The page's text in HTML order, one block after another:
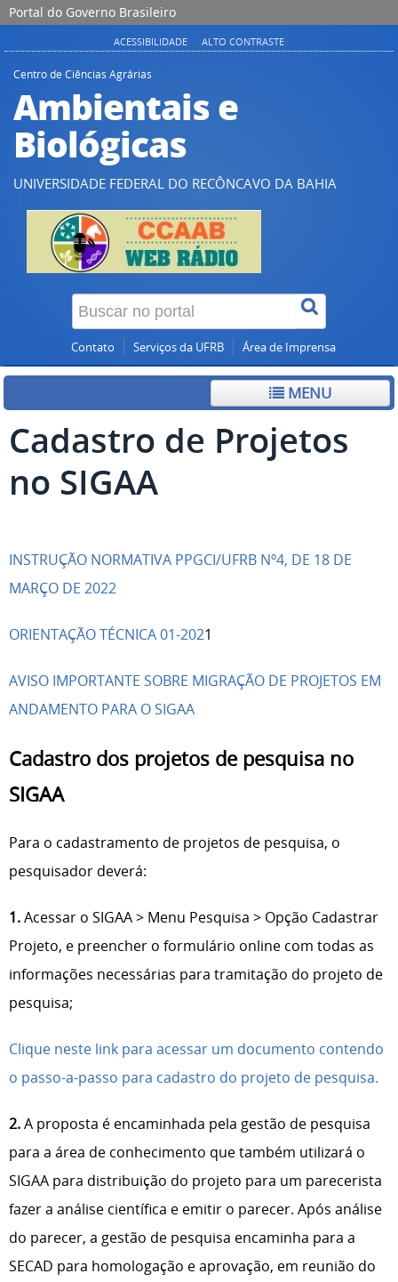
Portal do Governo Brasileiro
ACESSIBILIDADE ALTO CONTRASTE
Centro de Ciências Agrárias
Ambientais e
Biológicas
UNIVERSIDADE FEDERAL DO RECÔNCAVO DA BAHIA
Contato Serviços da UFRB Área de Imprensa
MENU
Cadastro de Projetos
no SIGAA
INSTRUÇÃO NORMATIVA PPGCI/UFRB Nº4, DE 18 DE
MARÇO DE 2022
ORIENTAÇÃO TÉCNICA 01-2021
AVISO IMPORTANTE SOBRE MIGRAÇÃO DE PROJETOS EM
ANDAMENTO PARA O SIGAA
Cadastro dos projetos de pesquisa no
SIGAA
Para o cadastramento de projetos de pesquisa, o
pesquisador deverá:
1.Acessar o SIGAA > Menu Pesquisa > Opção Cadastrar
Projeto, e preencher o formulário online com todas as
informações necessárias para tramitação do projeto de
pesquisa;
Clique neste link para acessar um documento contendo
o passo-a-passo para cadastro do projeto de pesquisa.
2.A proposta é encaminhada pela gestão de pesquisa
para a área de conhecimento que também utilizará o
SIGAA para distribuição do projeto para um parecerista
fazer a análise científica e emitir o parecer. Após análise
do parecer, a gestão de pesquisa encaminha para a
SECAD para homologação e aprovação, em reunião do